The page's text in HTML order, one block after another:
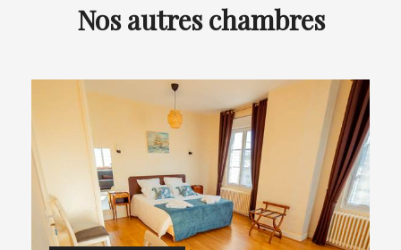
Nos autres chambres